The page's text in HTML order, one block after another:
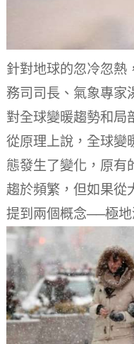
針對地球的忽冷忽熱
務司司長、氣象專家
對全球變暖趨勢和局
從原理上說，全球變
態發生了變化，原有
趨於頻繁，但如果從
提到兩個概念──極地